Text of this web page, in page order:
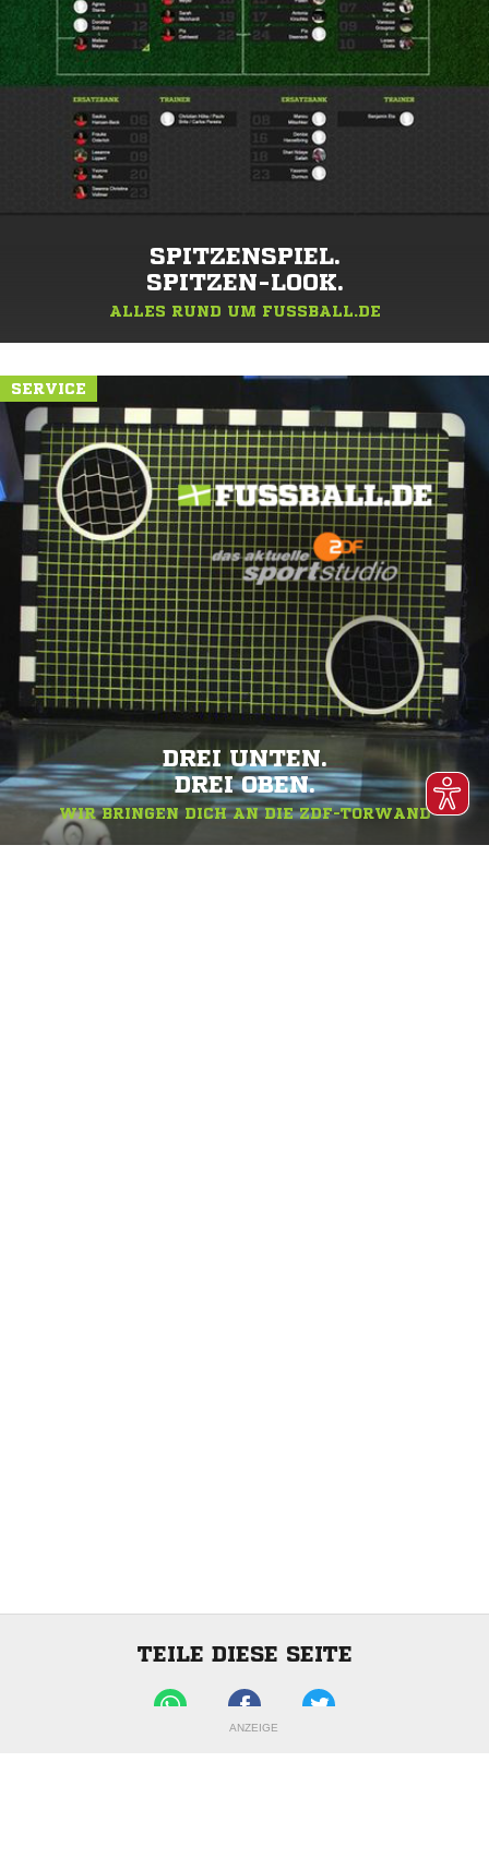
SPITZENSPIEL.
SPITZEN-LOOK.
ALLES RUND UM FUSSBALL.DE
SERVICE
DREI UNTEN.
DREI OBEN.
WIR BRINGEN DICH AN DIE ZDF-TORWAND
ANZEIGE
TEILE DIESE SEITE